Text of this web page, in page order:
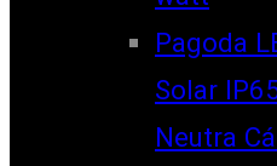
Pagoda
Solar
Neutra